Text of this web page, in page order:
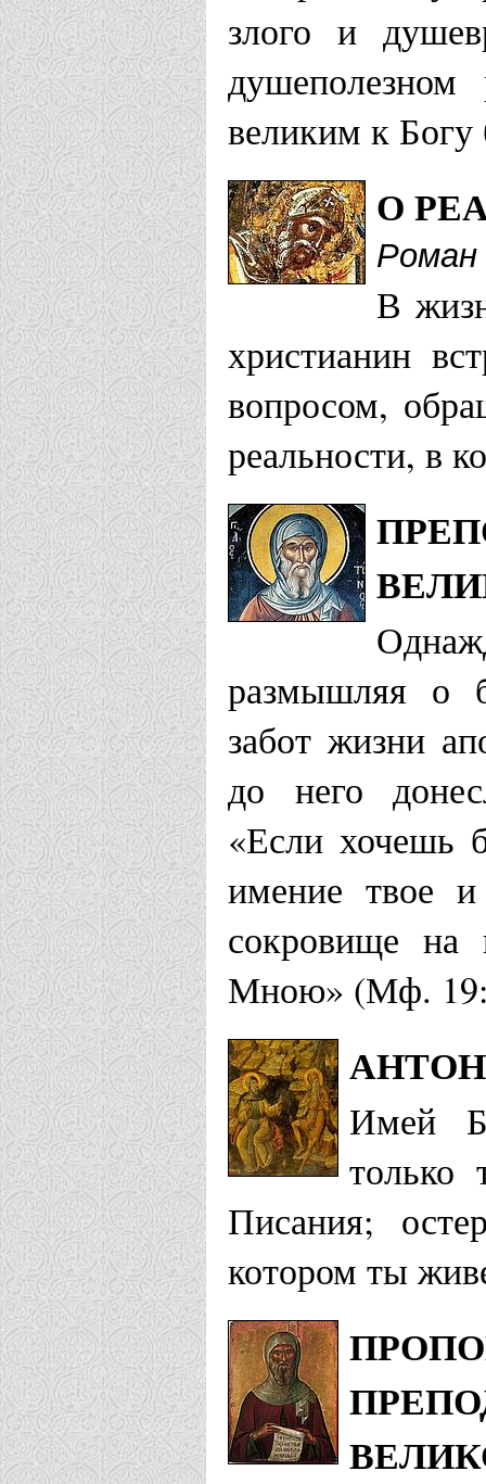
злого и
великим к Богу
О
Роман
В
христианин
вопросом,
реальности, в
размышляя о
забот жизни
до него
«Если хочешь
имение твое
сокровище на
Мною» (Мф.
Имей
только
Писания;
котором ты